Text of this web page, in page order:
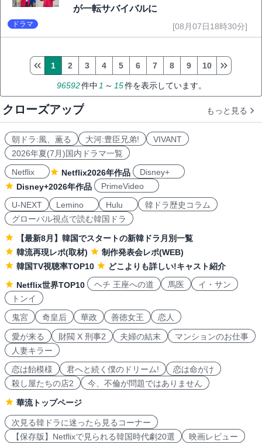
が一転サバイバルに
ドラマ [08月07日18時30分]
96592件中 1 ～ 15件を表示しています。
1 2 3 4 5 6 7 8 9 10
クローズアップ もっと見る
朝ドラ:風、薫る 大河:豊臣兄弟!
VIVANT
2026年夏(7月)国内ドラマ一覧
Netflix
Netflix2026年作品
Disney+
Disney+2026年作品
PrimeVideo
U-NEXT
Lemino Hulu
韓ドラ歴史コラム
グローバル視点で読む韓国ドラ
【最新8月】韓国でスタートの新韓ドラ月別一覧
韓流再現レポ(取材)
制作発表会レポ(WEB)
韓国TV視聴率TOP10
どこよりも詳しい!キャスト紹介
Netflix世界TOP10
ヘチ 王座への道 馬医
イ・サン
トンイ
鬼宮
奇皇后 華政 善徳女王 恋人
愛が来る 財閥 X 刑事2 夫婦の結末
マンションのお仕事
人妻キラー
恋は飴模様
君へと続く僕のドリーム!
恋は命がけ
殺し屋たちの店2
今、不倫が問題ではありません
華流トップページ
次見る韓ドラに迷ったら見るコーナー
【保存版】Netflixで見られる韓国時代劇20選
映画レビュー